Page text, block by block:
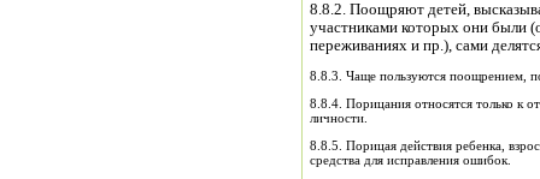
8.8.2. Поощряют детей,
участниками которых они были
переживаниях и пр.), сами
8.8.3. Чаще пользуются поощрением,
8.8.4. Порицания относятся только к
личности.
8.8.5. Порицая действия ребенка,
средства для исправления ошибок.